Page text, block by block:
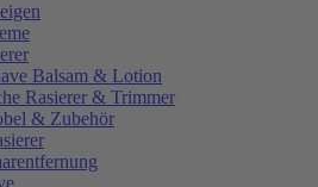
Balsam & Lotion
Rasierer & Trimmer
& Zubehör